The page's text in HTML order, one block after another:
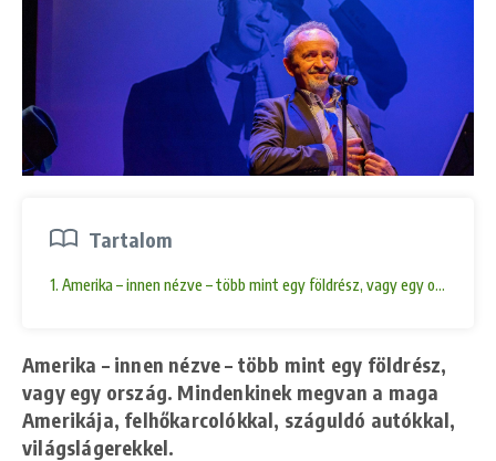
Tartalom
1. Amerika – innen nézve – több mint egy földrész, vagy egy ország.
Amerika – innen nézve – több mint egy földrész,
vagy egy ország. Mindenkinek megvan a maga
Amerikája, felhőkarcolókkal, száguldó autókkal,
világslágerekkel.